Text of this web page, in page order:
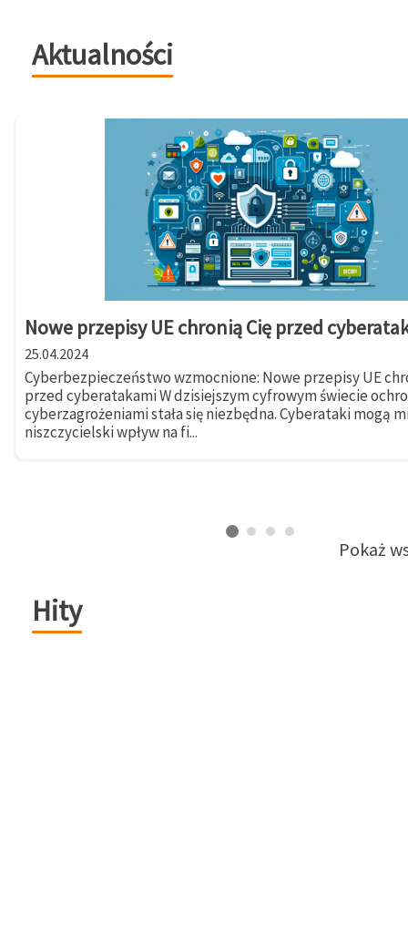
Aktualności
Nowe przepisy UE chronią Cię przed
25.04.2024
Cyberbezpieczeństwo wzmocnione: Nowe przepisy UE
przed cyberatakami W dzisiejszym cyfrowym świecie
cyberzagrożeniami stała się niezbędna. Cyberataki mogą
niszczycielski wpływ na fi...
Pokaż
Hity